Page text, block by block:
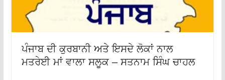
ਪੰਜਾਬ ਦੀ ਕੁਰਬਾਨੀ ਅਤੇ ਇਸਦੇ ਲੋਕਾਂ ਨਾਲ
ਮਤਰੇਈ ਮਾਂ ਵਾਲਾ ਸਲੂਕ – ਸਤਨਾਮ ਸਿੰਘ ਚਾਹਲ